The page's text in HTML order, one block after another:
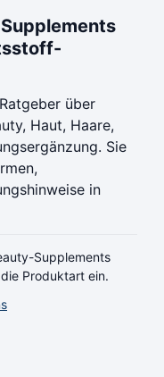
über
Haut, Haare,
Sie
in
Supplements
Produktart ein.